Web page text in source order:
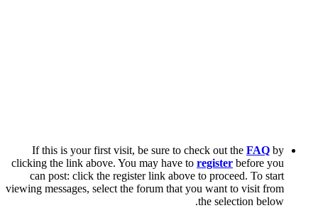
If this is your first visit, be sure to check out the FAQ by
clicking the link above. You may have to register before you
can post: click the register link above to proceed. To start
viewing messages, select the forum that you want to visit from
the selection below.